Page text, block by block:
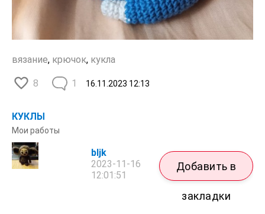
вязание, крючок, кукла
8 16.11.2023 12:13
1
КУКЛЫ
Мои работы
bljk
2023-11-16
12:01:51
Добавить в
закладки